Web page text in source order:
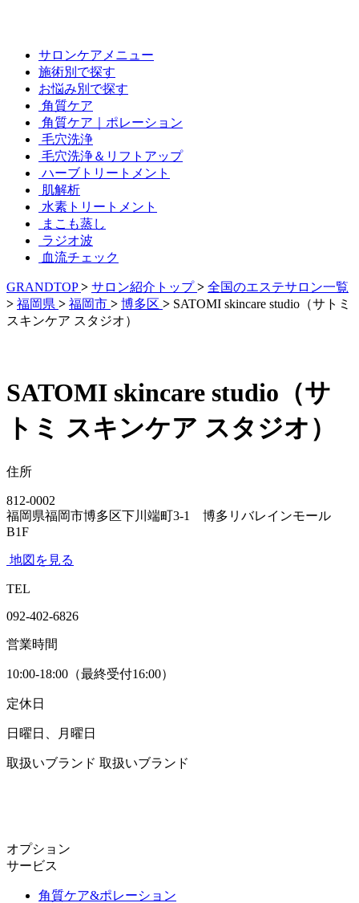
サロンケアメニュー
施術別で探す
お悩み別で探す
角質ケア
角質ケア｜ポレーション
毛穴洗浄
毛穴洗浄＆リフトアップ
ハーブトリートメント
肌解析
水素トリートメント
まこも蒸し
ラジオ波
血流チェック
GRANDTOP > サロン紹介トップ > 全国のエステサロン一覧
> 福岡県 > 福岡市 > 博多区 > SATOMI skincare studio（サトミ
スキンケア スタジオ）
SATOMI skincare studio（サ
トミ スキンケア スタジオ）
住所
812-0002
福岡県福岡市博多区下川端町3-1 博多リバレインモール
B1F
地図を見る
TEL
092-402-6826
営業時間
10:00-18:00（最終受付16:00）
定休日
日曜日、月曜日
取扱いブランド 取扱いブランド
オプション
サービス
角質ケア&ポレーション